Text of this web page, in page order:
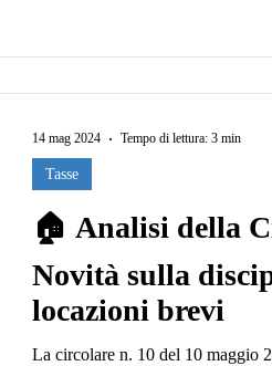
🏠 Analisi della
Novità sulla
locazioni brevi
La circolare n. 10 del 10 maggio
Tasse
14 mag 2024 Tempo di lettura: 3 min